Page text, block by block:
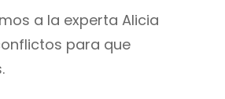
a la experta Alicia
para que